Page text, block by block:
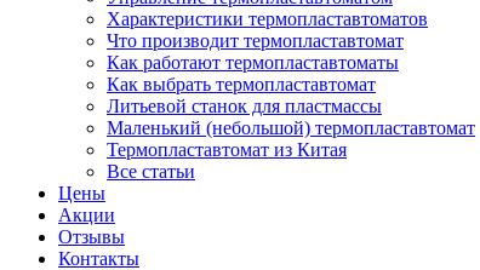
Характеристики термопластавтоматов
Что производит термопластавтомат
Как работают термопластавтоматы
Как выбрать термопластавтомат
Литьевой станок для пластмассы
Маленький (небольшой) термопластавтомат
Термопластавтомат из Китая
Все статьи
Цены
Акции
Отзывы
Контакты